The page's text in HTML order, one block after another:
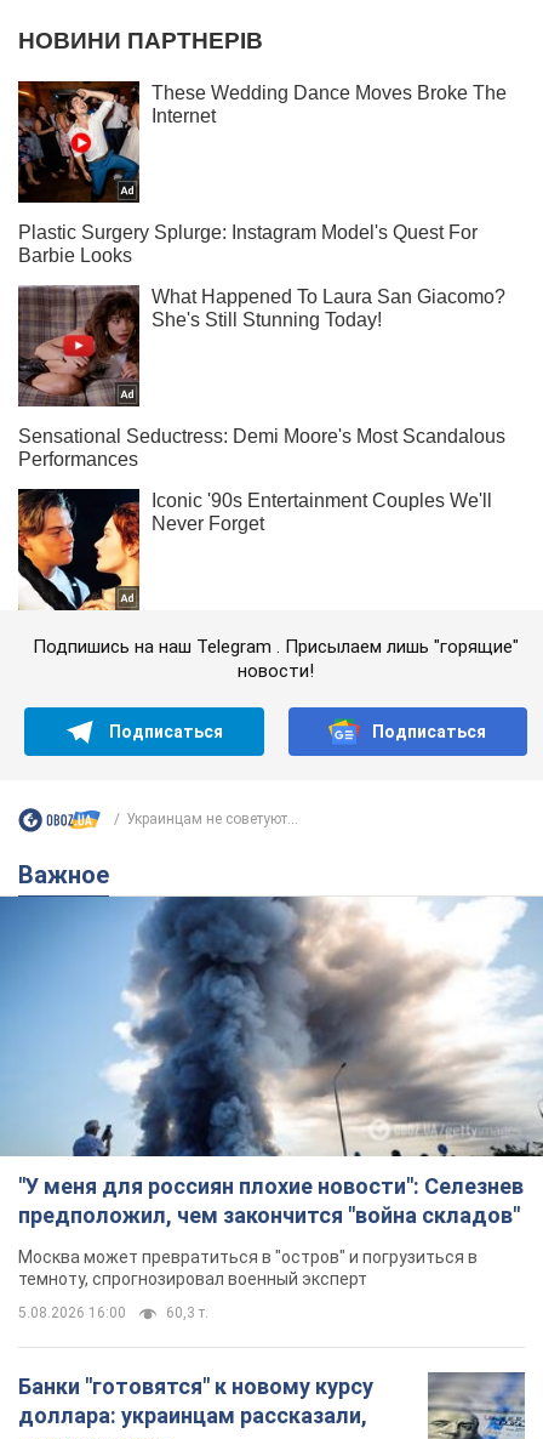
Подпишись на наш Telegram . Присылаем лишь "горящие"
новости!
Подписаться Подписаться
Украинцам не советуют...
Важное
"У меня для россиян плохие новости": Селезнев
предположил, чем закончится "война складов"
Москва может превратиться в "остров" и погрузиться в
темноту, спрогнозировал военный эксперт
5.08.2026 16:00 60,3 т.
Банки "готовятся" к новому курсу
доллара: украинцам рассказали,